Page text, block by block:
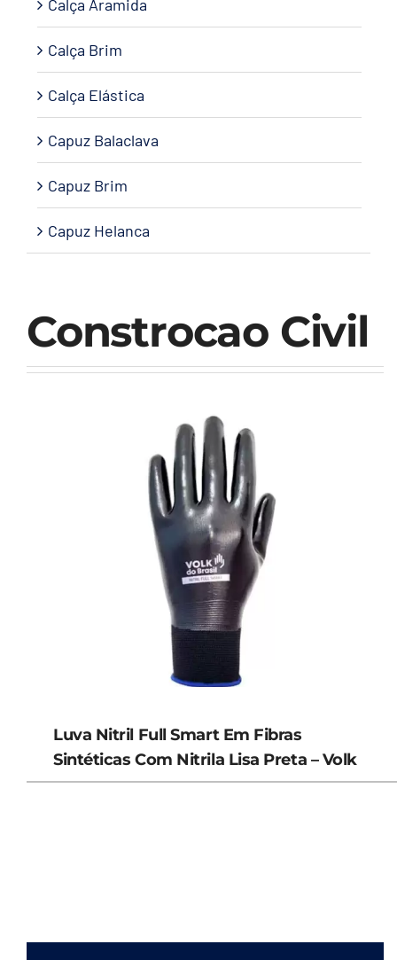
Constrocao Civil
Luva Nitril Full Smart Em Fibras
Sintéticas Com Nitrila Lisa Preta – Volk
Calça Aramida
Calça Brim
Calça Elástica
Capuz Balaclava
Capuz Brim
Capuz Helanca